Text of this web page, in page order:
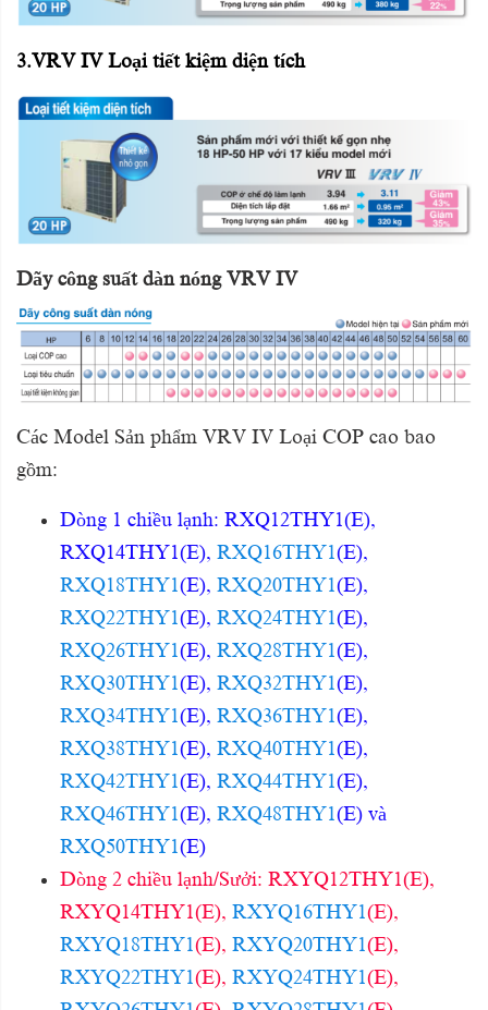
3.VRV IV Loại tiết kiệm diện tích
Dãy công suất dàn nóng VRV IV
Các Model Sản phẩm VRV IV Loại COP cao bao
gồm:
Dòng 1 chiều lạnh: RXQ12THY1(E),
RXQ14THY1(E), RXQ16THY1(E),
RXQ18THY1(E), RXQ20THY1(E),
RXQ22THY1(E), RXQ24THY1(E),
RXQ26THY1(E), RXQ28THY1(E),
RXQ30THY1(E), RXQ32THY1(E),
RXQ34THY1(E), RXQ36THY1(E),
RXQ38THY1(E), RXQ40THY1(E),
RXQ42THY1(E), RXQ44THY1(E),
RXQ46THY1(E), RXQ48THY1(E) và
RXQ50THY1(E)
Dòng 2 chiều lạnh/Sưởi: RXYQ12THY1(E),
RXYQ14THY1(E), RXYQ16THY1(E),
RXYQ18THY1(E), RXYQ20THY1(E),
RXYQ22THY1(E), RXYQ24THY1(E),